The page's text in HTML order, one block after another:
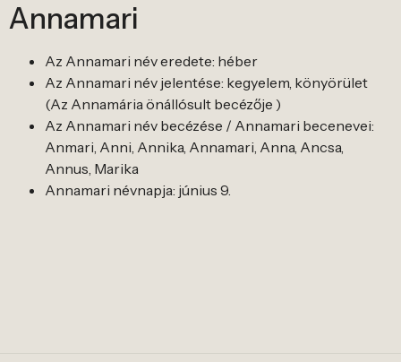
Annamari
Az Annamari név eredete: héber
Az Annamari név jelentése: kegyelem, könyörület
(Az Annamária önállósult becézője )
Az Annamari név becézése / Annamari becenevei:
Anmari, Anni, Annika, Annamari, Anna, Ancsa,
Annus, Marika
Annamari névnapja: június 9.